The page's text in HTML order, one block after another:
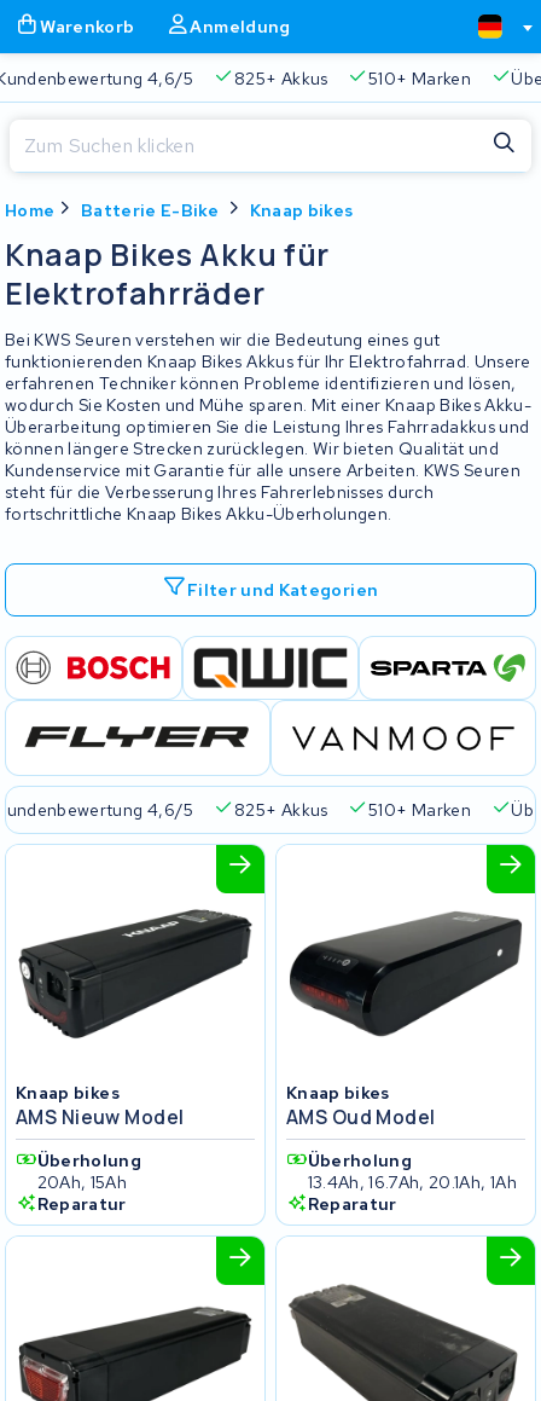
Warenkorb Anmeldung
4,6/5 825+ Akkus 510+ Marken
Home Batterie E-Bike Knaap bikes
Knaap Bikes Akku für
Elektrofahrräder
Bei KWS Seuren verstehen wir die Bedeutung eines gut
funktionierenden Knaap Bikes Akkus für Ihr Elektrofahrrad. Unsere
erfahrenen Techniker können Probleme identifizieren und lösen,
wodurch Sie Kosten und Mühe sparen. Mit einer Knaap Bikes Akku-
Überarbeitung optimieren Sie die Leistung Ihres Fahrradakkus und
können längere Strecken zurücklegen. Wir bieten Qualität und
Kundenservice mit Garantie für alle unsere Arbeiten. KWS Seuren
steht für die Verbesserung Ihres Fahrerlebnisses durch
fortschrittliche Knaap Bikes Akku-Überholungen.
Filter und Kategorien
4,6/5 825+ Akkus 510+ Marken
Knaap bikes
AMS Nieuw Model
Überholung
20Ah, 15Ah
Reparatur
Knaap bikes
AMS Oud Model
Überholung
13.4Ah, 16.7Ah, 20.1Ah, 1Ah
Reparatur
Ihr Warenkorb ist leer.
Immer eine passende Lösung 2 Jahre Garantie
Schließen
Beginnen Sie mit der Eingabe in der Suchleiste, um zu suchen